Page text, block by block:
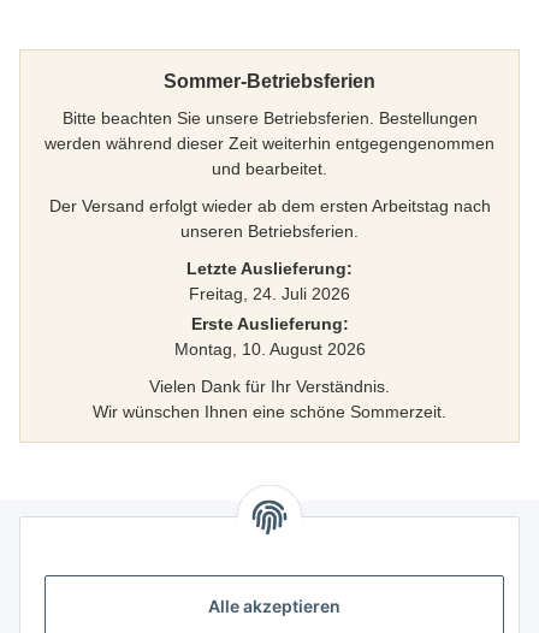
Alle akzeptieren
Sommer-Betriebsferien
Bitte beachten Sie unsere Betriebsferien. Bestellungen
werden während dieser Zeit weiterhin entgegengenommen
und bearbeitet.
Der Versand erfolgt wieder ab dem ersten Arbeitstag nach
unseren Betriebsferien.
Letzte Auslieferung:
Freitag, 24. Juli 2026
Erste Auslieferung:
Montag, 10. August 2026
Vielen Dank für Ihr Verständnis.
Wir wünschen Ihnen eine schöne Sommerzeit.